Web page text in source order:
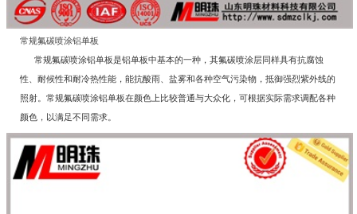
常规氟碳喷涂铝单板
常规氟碳喷涂铝单板是铝单板中基本的一种，其氟碳喷涂层同样具有抗腐蚀
性、耐候性和耐冷热性能，能抗酸雨、盐雾和各种空气污染物，抵御强烈紫外线的
照射。常规氟碳喷涂铝单板在颜色上比较普通与大众化，可根据实际需求调配各种
颜色，以满足不同需求。